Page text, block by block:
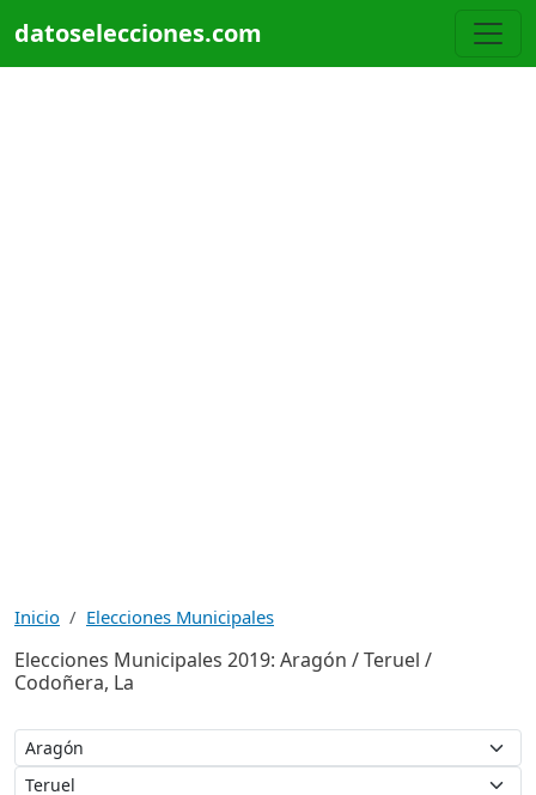
datoselecciones.com
Inicio Elecciones Municipales
Elecciones Municipales 2019: Aragón / Teruel /
Codoñera, La